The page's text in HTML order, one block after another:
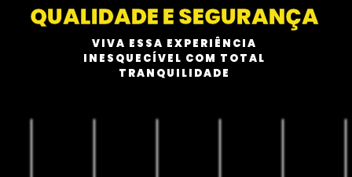
QUALIDADE E SEGURANÇA
VIVA ESSA EXPERIÊNCIA
INESQUECÍVEL COM TOTAL
TRANQUILIDADE